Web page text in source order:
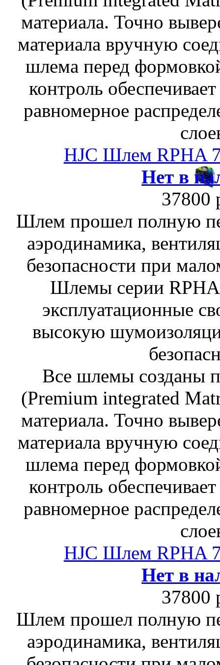
материала. Точно
материала вручную
шлема перед
контроль
равномерное
HJC Шлем RPHA
Нет в
37800
Шлем прошел полную
аэродинамика,
безопасности при
Шлемы серии
эксплуатационные
высокую
Все шлемы созданы
(Premium integrated
материала. Точно
материала вручную
шлема перед
контроль
равномерное
HJC Шлем RPHA
Нет в
37800
Шлем прошел полную
аэродинамика,